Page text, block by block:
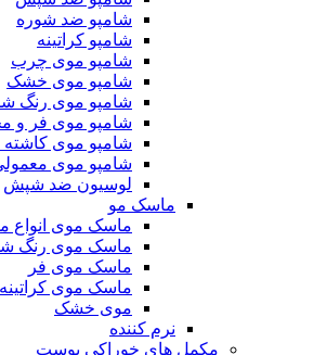
شامپو ضد شوره
شامپو کراتینه
شامپو موی چرب
شامپو موی خشک
شامپو موی رنگ
شامپو موی فر و
شامپو موی
شامپو موی
لوسیون ضد شپش
ماسک مو
ماسک موی انواع
ماسک موی رنگ
ماسک موی فر
ماسک موی کراتینه
موی خشک
نرم کننده
مکمل های خوراکی پوست